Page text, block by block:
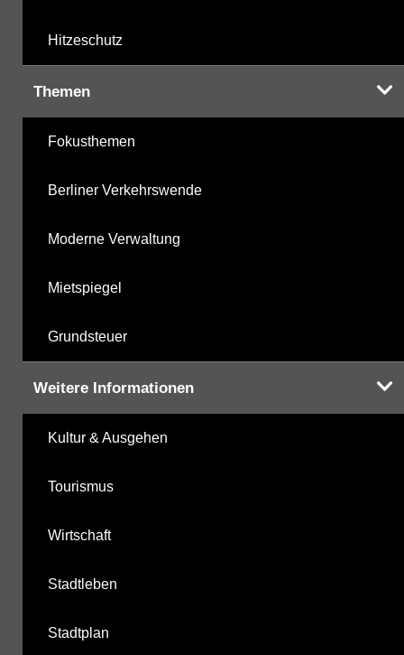
Hitzeschutz
Themen
Fokusthemen
Berliner Verkehrswende
Moderne Verwaltung
Mietspiegel
Grundsteuer
Weitere Informationen
Kultur & Ausgehen
Tourismus
Wirtschaft
Stadtleben
Stadtplan